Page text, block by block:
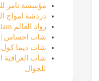
مؤسسة تامر
دردشة امواج
رواد العالم rowadel-3alam
شات احساس |
شات ديما كول
شات العراقية
للجوال